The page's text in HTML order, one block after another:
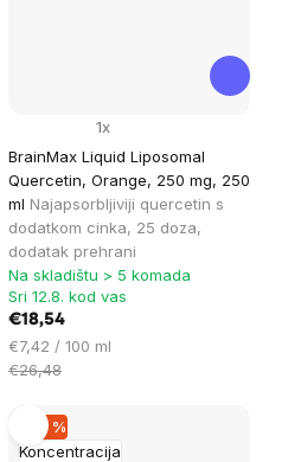
BrainMax Liquid Liposomal
Quercetin, Orange, 250 mg, 250
ml Najapsorbljiviji quercetin s
dodatkom cinka, 25 doza,
dodatak prehrani
1x
Na skladištu > 5 komada
Sri 12.8. kod vas
€18,54
Cijena
mjere:
€7,42 / 100 ml
€26,48
Koncentracija
–30 %